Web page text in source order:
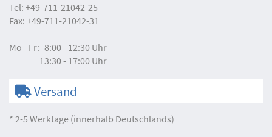
Tel: +49-711-21042-25
Fax: +49-711-21042-31
Mo - Fr: 8:00 - 12:30 Uhr
13:30 - 17:00 Uhr
Versand
* 2-5 Werktage (innerhalb Deutschlands)